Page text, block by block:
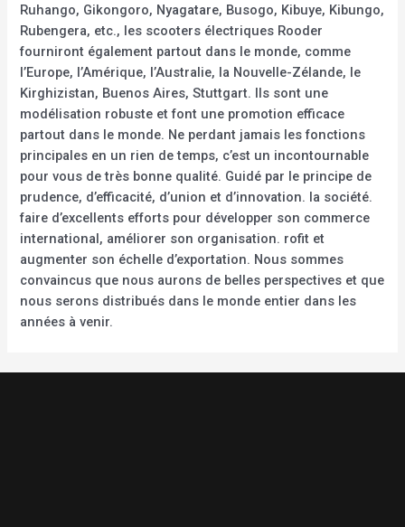
Ruhango, Gikongoro, Nyagatare, Busogo, Kibuye, Kibungo,
Rubengera, etc., les scooters électriques Rooder
fourniront également partout dans le monde, comme
l’Europe, l’Amérique, l’Australie, la Nouvelle-Zélande, le
Kirghizistan, Buenos Aires, Stuttgart. Ils sont une
modélisation robuste et font une promotion efficace
partout dans le monde. Ne perdant jamais les fonctions
principales en un rien de temps, c’est un incontournable
pour vous de très bonne qualité. Guidé par le principe de
prudence, d’efficacité, d’union et d’innovation. la société.
faire d’excellents efforts pour développer son commerce
international, améliorer son organisation. rofit et
augmenter son échelle d’exportation. Nous sommes
convaincus que nous aurons de belles perspectives et que
nous serons distribués dans le monde entier dans les
années à venir.